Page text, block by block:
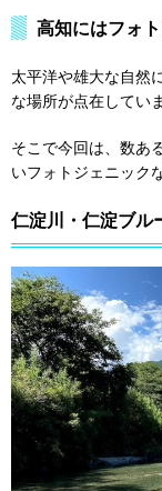
高知にはフォ
太平洋や雄大な自然
な場所が点在してい
そこで今回は、数あ
いフォトジェニック
仁淀川・仁淀ブル